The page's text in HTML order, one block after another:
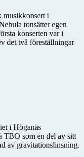
musikkonsert i
tonsätter egen
konserten var i
det två föreställningar
i Höganäs
TBO som en del av sitt
av gravitationslinsning.